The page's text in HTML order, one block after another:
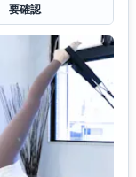
要確認